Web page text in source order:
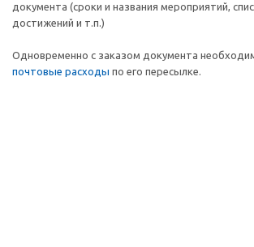
документа (сроки и названия мероприятий,
достижений и т.п.)
Одновременно с заказом документа
почтовые расходы по его пересылке.